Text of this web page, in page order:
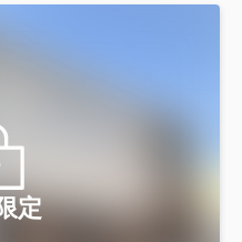
定